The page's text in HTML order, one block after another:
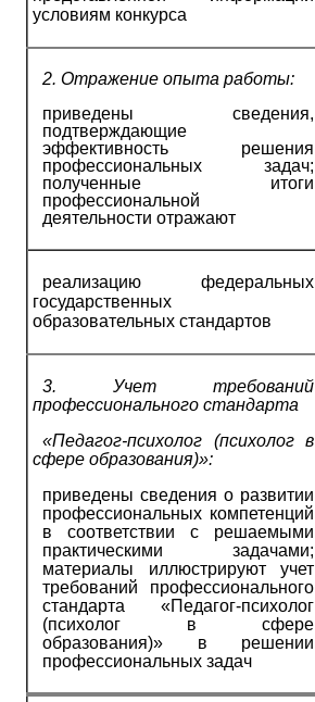
условиям конкурса
2.Отражение опыта работы:
приведены сведения,
подтверждающие
эффективность решения
профессиональных задач;
полученные итоги
профессиональной
деятельности отражают
реализацию федеральных
государственных
образовательных стандартов
3.Учет требований
профессионального стандарта
«Педагог-психолог (психолог в
сфере образования)»:
приведены сведения о развитии
профессиональных компетенций
в соответствии с решаемыми
практическими задачами;
материалы иллюстрируют учет
требований профессионального
стандарта «Педагог-психолог
(психолог в сфере
образования)» в решении
профессиональных задач